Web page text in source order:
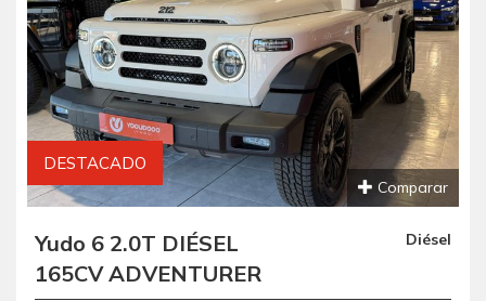
DESTACADO
Comparar
Yudo 6 2.0T DIÉSEL
165CV ADVENTURER
Diésel